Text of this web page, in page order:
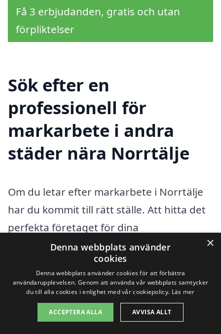
Få 3 erbjudanden, gratis och utan
förpliktelser
Sök efter en
professionell för
markarbete i andra
städer nära Norrtälje
Om du letar efter markarbete i Norrtälje
har du kommit till rätt ställe. Att hitta det
perfekta företaget för dina
markarbetsbehov kan vara avgörande för
att säkerställa att ditt projekt blir
genomfört med hög kvalitet och på ett
effektivt sätt. Det finns många dyktiga
hantverkare och företag i området som
×
Denna webbplats använder
cookies
Denna webbplats använder cookies för att förbättra
användarupplevelsen. Genom att använda vår webbplats samtycker
du till alla cookies i enlighet med vår cookiepolicy. Läs mer
ACCEPTERA ALLA AVVISA ALLT